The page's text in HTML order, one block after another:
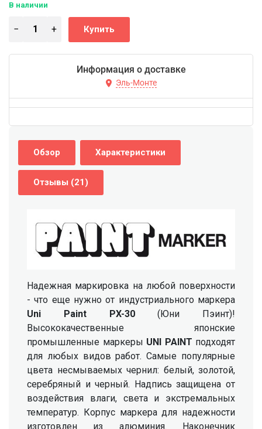
В наличии
Информация о доставке
Эль-Монте
Обзор Характеристики
Отзывы (21)
Надежная маркировка на любой поверхности
- что еще нужно от индустриального маркера
Uni Paint PX-30(Юни Пэинт)!
Высококачественные японские
промышленные маркеры UNI PAINT подходят
для любых видов работ. Самые популярные
цвета несмываемых чернил: белый, золотой,
серебряный и черный. Надпись защищена от
воздействия влаги, света и экстремальных
температур. Корпус маркера для надежности
изготовлен из алюминия. Наконечник